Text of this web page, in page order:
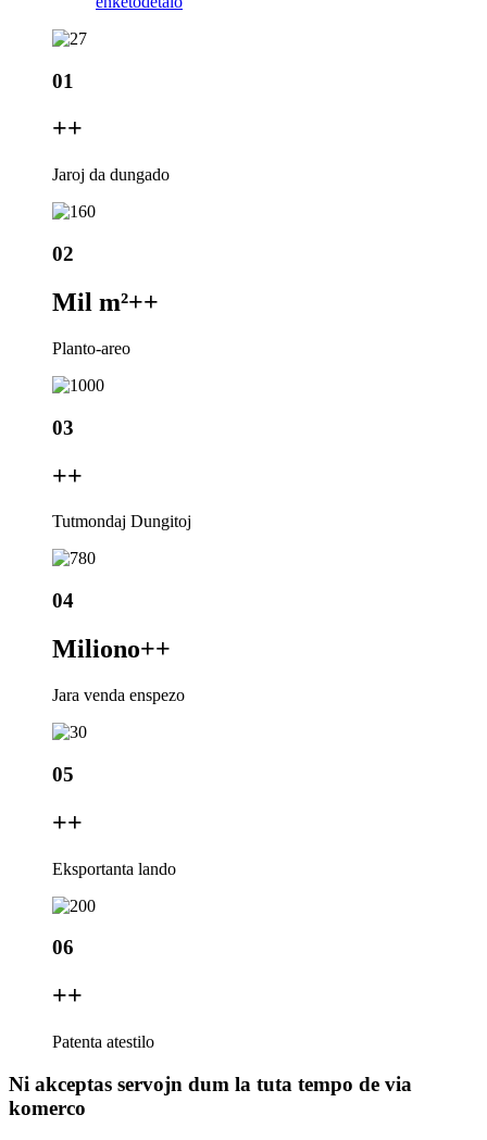
01
++
Jaroj da dungado
02
Mil m²++
Planto-areo
03
++
Tutmondaj Dungitoj
04
Miliono++
Jara venda enspezo
05
++
Eksportanta lando
06
++
Patenta atestilo
Ni akceptas servojn dum la tuta tempo de via
komerco